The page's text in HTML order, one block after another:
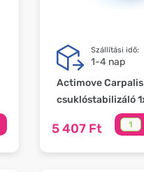
Szállítási idő:
1-4 nap
Actimove Carpalis
csuklóstabilizáló
5 407 Ft